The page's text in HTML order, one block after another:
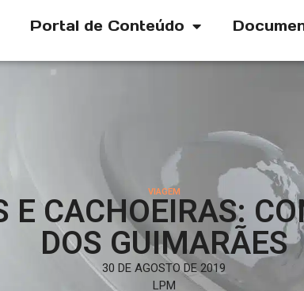
Portal de Conteúdo
VIAGEM
E CACHOEIRAS:
DOS GUIMARÃES
30 DE AGOSTO DE 2019
LPM